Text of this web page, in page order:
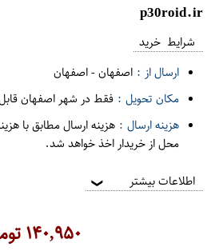
p30roid.ir
شرایط خرید
ارسال از : اصفهان-اصفهان
مکان تحویل : فقط در شهر اصفهان
هزینه ارسال : هزینه ارسال مطابق با
محل از خریدار اخذ خواهد شد.
اطلاعات بیشتر ❯
۱۴۰,۹۵۰